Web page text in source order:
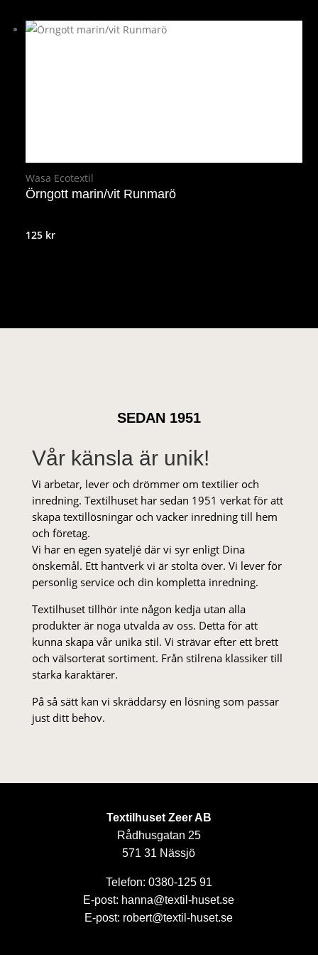
Wasa Ecotextil
Örngott marin/vit Runmarö
125 kr
SEDAN 1951
Vår känsla är unik!
Vi arbetar, lever och drömmer om textilier och
inredning. Textilhuset har sedan 1951 verkat för att
skapa textillösningar och vacker inredning till hem
och företag.
Vi har en egen syateljé där vi syr enligt Dina
önskemål. Ett hantverk vi är stolta över. Vi lever för
personlig service och din kompletta inredning.
Textilhuset tillhör inte någon kedja utan alla
produkter är noga utvalda av oss. Detta för att
kunna skapa vår unika stil. Vi strä­var efter ett brett
och välsorterat sor­ti­ment. Från stil­rena klas­siker till
starka karaktärer.
På så sätt kan vi skräddarsy en lösning som passar
just ditt behov.
Textilhuset Zeer AB
Rådhusgatan 25
571 31 Nässjö
Telefon: 0380-125 91
E-post: hanna@textil-huset.se
E-post: robert@textil-huset.se